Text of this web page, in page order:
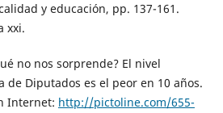
y educación, pp. 137-161.
xxi.
no nos sorprende? El nivel
de Diputados es el peor en 10 años.
Internet: http://pictoline.com/655-